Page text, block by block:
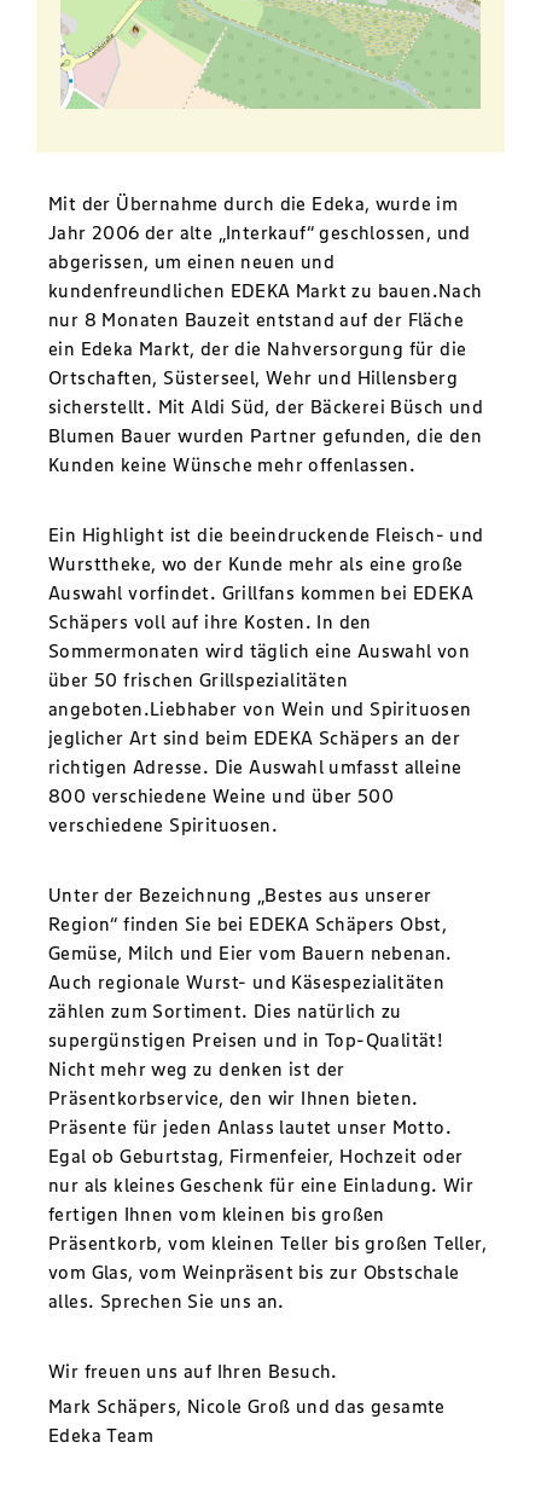
Mit der Übernahme durch die Edeka, wurde im
Jahr 2006 der alte „Interkauf“ geschlossen, und
abgerissen, um einen neuen und
kundenfreundlichen EDEKA Markt zu bauen.Nach
nur 8 Monaten Bauzeit entstand auf der Fläche
ein Edeka Markt, der die Nahversorgung für die
Ortschaften, Süsterseel, Wehr und Hillensberg
sicherstellt. Mit Aldi Süd, der Bäckerei Büsch und
Blumen Bauer wurden Partner gefunden, die den
Kunden keine Wünsche mehr offenlassen.
Ein Highlight ist die beeindruckende Fleisch- und
Wursttheke, wo der Kunde mehr als eine große
Auswahl vorfindet. Grillfans kommen bei EDEKA
Schäpers voll auf ihre Kosten. In den
Sommermonaten wird täglich eine Auswahl von
über 50 frischen Grillspezialitäten
angeboten.Liebhaber von Wein und Spirituosen
jeglicher Art sind beim EDEKA Schäpers an der
richtigen Adresse. Die Auswahl umfasst alleine
800 verschiedene Weine und über 500
verschiedene Spirituosen.
Unter der Bezeichnung „Bestes aus unserer
Region“ finden Sie bei EDEKA Schäpers Obst,
Gemüse, Milch und Eier vom Bauern nebenan.
Auch regionale Wurst- und Käsespezialitäten
zählen zum Sortiment. Dies natürlich zu
supergünstigen Preisen und in Top-Qualität!
Nicht mehr weg zu denken ist der
Präsentkorbservice, den wir Ihnen bieten.
Präsente für jeden Anlass lautet unser Motto.
Egal ob Geburtstag, Firmenfeier, Hochzeit oder
nur als kleines Geschenk für eine Einladung. Wir
fertigen Ihnen vom kleinen bis großen
Präsentkorb, vom kleinen Teller bis großen Teller,
vom Glas, vom Weinpräsent bis zur Obstschale
alles. Sprechen Sie uns an.
Wir freuen uns auf Ihren Besuch.
Mark Schäpers, Nicole Groß und das gesamte
Edeka Team